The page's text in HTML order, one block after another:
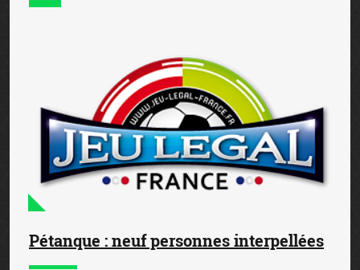
Pétanque : neuf personnes interpellées